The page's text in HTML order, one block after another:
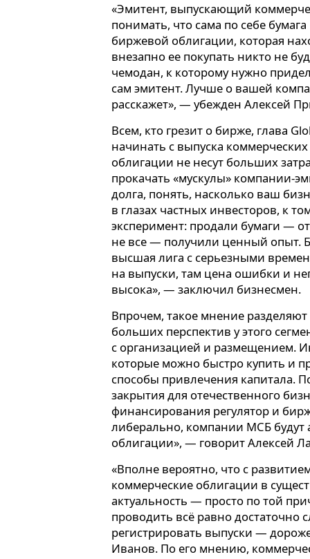
«Эмитент, выпускающий
понимать, что сама по себе
биржевой облигации, которая
внезапно ее покупать никто не
чемодан, к которому нужно
сам эмитент. Лучше о вашей
расскажет», — убежден Алексей
Всем, кто грезит о бирже, глава
начинать с выпуска
облигации не несут больших
прокачать «мускулы» компании-
долга, понять, насколько ваш
в глазах частных инвесторов, к
эксперимент: продали бумаги —
не все — получили ценный опыт.
высшая лига с серьезными
на выпуски, там цена ошибки и
высока», — заключил бизнесмен.
Впрочем, такое мнение
больших перспектив у этого
с организацией и размещением.
которые можно быстро купить и
способы привлечения капитала.
закрытия для отечественного
финансирования регулятор и
либерально, компании МСБ
облигации», — говорит Алексей
«Вполне вероятно, что с
коммерческие облигации в
актуальность — просто по той
проводить всё равно достаточно
регистрировать выпуски —
Иванов. По его мнению,